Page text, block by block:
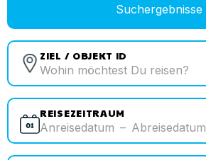
Suchergebnisse
ZIEL / OBJEKT ID
REISEZEITRAUM
Anreisedatum – Abreisedatum